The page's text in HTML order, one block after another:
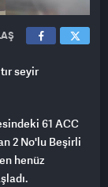
seyir
61 ACC
2 No'lu Beşirli
henüz